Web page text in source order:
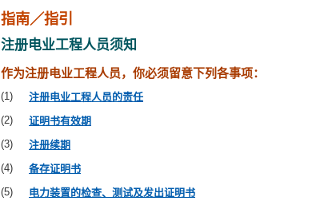
指南／指引
注册电业工程人员须知
作为注册电业工程人员，你必须留意下列各事项：
注册电业工程人员的责任
证明书有效期
注册续期
备存证明书
电力装置的检查、测试及发出证明书